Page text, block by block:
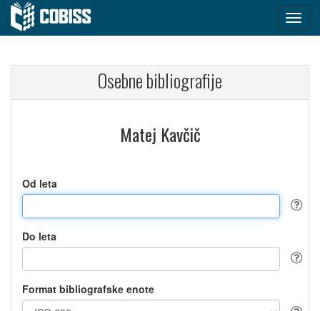
Osebne bibliografije
Matej Kavčič
Od leta
Do leta
Format bibliografske enote